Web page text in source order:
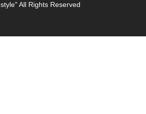
All Rights Reserved